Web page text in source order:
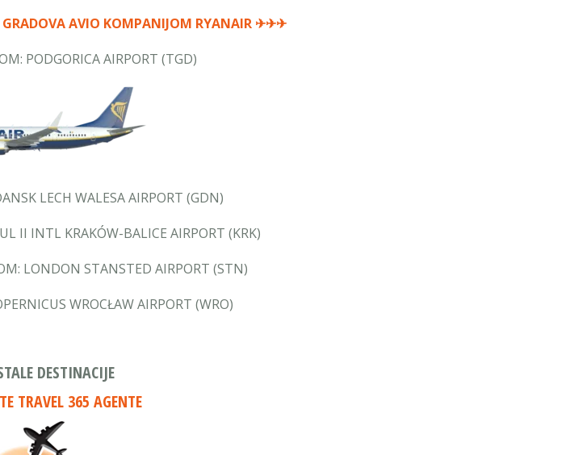
AVIO KOMPANIJOM RYANAIR✈✈✈
PODGORICA AIRPORT (TGD)
LECH WALESA AIRPORT (GDN)
II INTL KRAKÓW-BALICE AIRPORT (KRK)
LONDON STANSTED AIRPORT (STN)
WROCŁAW AIRPORT (WRO)
DESTINACIJE
TRAVEL 365 AGENTE